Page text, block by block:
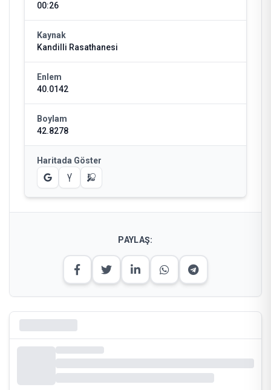
00:26
Kaynak
Kandilli Rasathanesi
Enlem
40.0142
Boylam
42.8278
Haritada Göster
PAYLAŞ: